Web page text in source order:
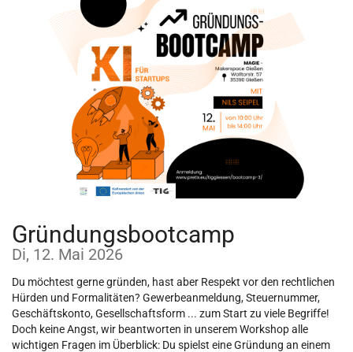
Gründungsbootcamp
Di, 12. Mai 2026
Du möchtest gerne gründen, hast aber Respekt vor den rechtlichen
Hürden und Formalitäten? Gewerbeanmeldung, Steuernummer,
Geschäftskonto, Gesellschaftsform ... zum Start zu viele Begriffe!
Doch keine Angst, wir beantworten in unserem Workshop alle
wichtigen Fragen im Überblick: Du spielst eine Gründung an einem